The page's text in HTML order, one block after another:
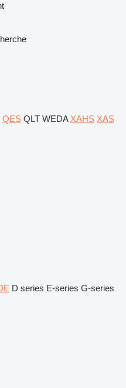
QES QLT WEDA XAHS XAS
D series E-series G-series